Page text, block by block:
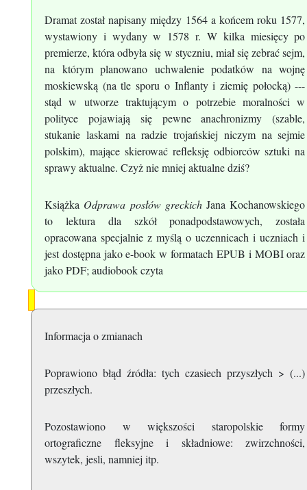
Dramat został napisany między 1564 a końcem roku 1577,
wystawiony i wydany w 1578 r. W kilka miesięcy po
premierze, która odbyła się w styczniu, miał się zebrać sejm,
na którym planowano uchwalenie podatków na wojnę
moskiewską (na tle sporu o Inflanty i ziemię połocką) ---
stąd w utworze traktującym o potrzebie moralności w
polityce pojawiają się pewne anachronizmy (szable,
stukanie laskami na radzie trojańskiej niczym na sejmie
polskim), mające skierować refleksję odbiorców sztuki na
sprawy aktualne. Czyż nie mniej aktualne dziś?
Książka Odprawa posłów greckichJana Kochanowskiego
to lektura dla szkół ponadpodstawowych, została
opracowana specjalnie z myślą o uczennicach i uczniach i
jest dostępna jako e-book w formatach EPUB i MOBI oraz
jako PDF; audiobook czyta
Informacja o zmianach
Poprawiono błąd źródła: tych czasiech przyszłych > (...)
przeszłych.
Pozostawiono w większości staropolskie formy
ortograficzne fleksyjne i składniowe: zwirzchności,
wszytek, jesli, namniej itp.